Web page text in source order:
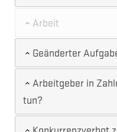
Arbeit
Geänderter
Arbeitgeber in
tun?